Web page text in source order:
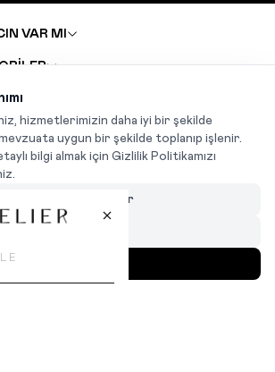
VAR MI
hizmetlerimizin daha iyi bir şekilde
uygun bir şekilde toplanıp işlenir.
bilgi almak için Gizlilik Politikamızı
Çerezleri Özelleştir